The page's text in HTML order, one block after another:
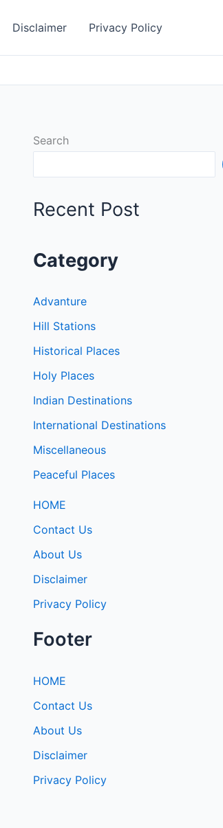
Disclaimer Privacy Policy
Search
Recent Post
Category
Advanture
Hill Stations
Historical Places
Holy Places
Indian Destinations
International Destinations
Miscellaneous
Peaceful Places
HOME
Contact Us
About Us
Disclaimer
Privacy Policy
Footer
HOME
Contact Us
About Us
Disclaimer
Privacy Policy